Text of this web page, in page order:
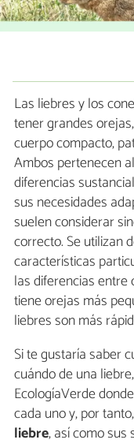
Las liebres y los
tener grandes
cuerpo compacto,
Ambos pertenecen al
diferencias
sus necesidades
suelen considerar
correcto. Se utilizan
características
las diferencias
tiene orejas más
liebres son más
Si te gustaría saber
cuándo de una
EcologíaVerde
cada uno y, por
liebre, así como sus